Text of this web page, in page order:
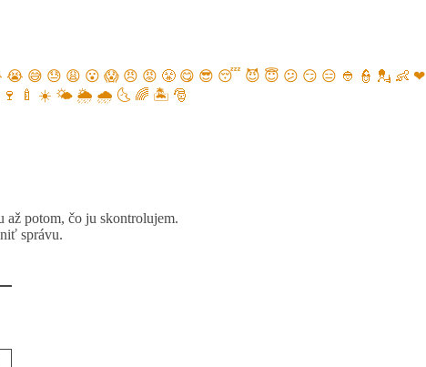
😭 😅 😓 😩 😮 😱 😠 😡 😤 😋 😎 😴 😈 😇 😕 😏 😑 👲 👮 💂 👶 ❤
🍷 🍼 ☀️ 🌤 🌦 🌧 🌜 🌈 🏝 🎅
až potom, čo ju skontrolujem.
správu.